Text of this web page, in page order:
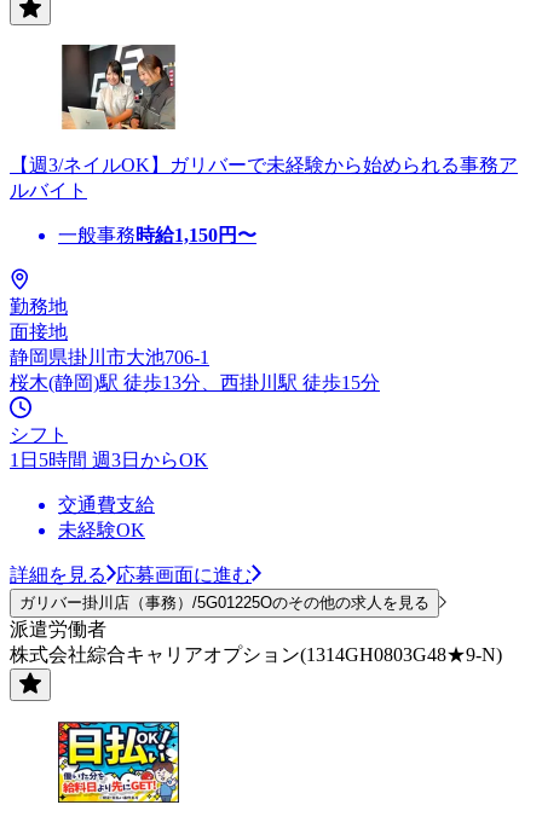
【週3/ネイルOK】ガリバーで未経験から始められる事務ア
ルバイト
一般事務時給1,150円〜
勤務地
面接地
静岡県掛川市大池706-1
桜木(静岡)駅 徒歩13分、西掛川駅 徒歩15分
シフト
1日5時間 週3日からOK
交通費支給
未経験OK
詳細を見る 応募画面に進む
ガリバー掛川店（事務）/5G01225Oのその他の求人を見る
派遣労働者
株式会社綜合キャリアオプション(1314GH0803G48★9-N)